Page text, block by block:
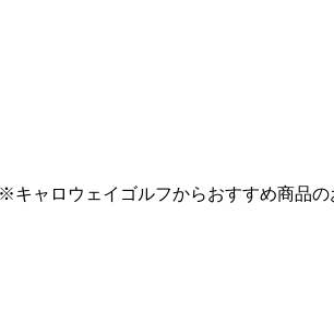
ャロウェイゴルフからおすすめ商品の